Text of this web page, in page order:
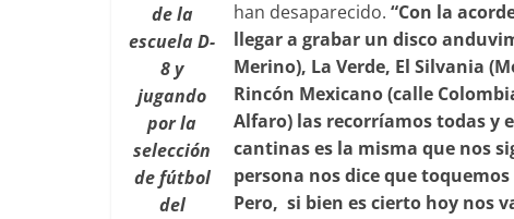
de la
escuela D-
8 y
jugando
por la
selección
de fútbol
del
han desaparecido. “Con la
llegar a grabar un disco
Merino), La Verde, El Silvania
Rincón Mexicano (calle
Alfaro) las recorríamos todas y
cantinas es la misma que nos
persona nos dice que
Pero, si bien es cierto hoy nos